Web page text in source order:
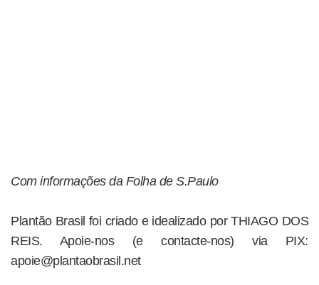
Com informações da Folha de S.Paulo
Plantão Brasil foi criado e idealizado por THIAGO DOS
REIS. Apoie-nos (e contacte-nos) via PIX:
apoie@plantaobrasil.net